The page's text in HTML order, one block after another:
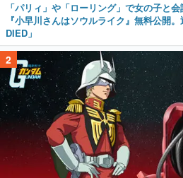
「パリィ」や「ローリング」で女の子と
『小早川さんはソウルライク』無料公開
DIED」
2